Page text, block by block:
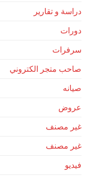
دراسة و تقارير
دورات
سرفرات
صاحب متجر الكتروني
صيانه
عروض
غير مصنف
غير مصنف
فيديو